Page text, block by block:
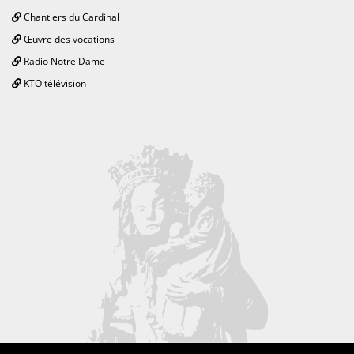
Chantiers du Cardinal
Œuvre des vocations
Radio Notre Dame
KTO télévision